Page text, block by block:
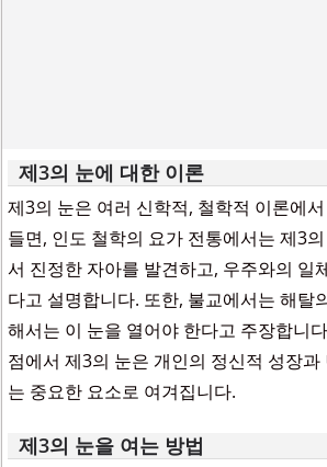
제3의 눈에 대한 이론
제3의 눈은 여러 신학적, 철학적 이론에
들면, 인도 철학의 요가 전통에서는 제3
서 진정한 자아를 발견하고, 우주와의 일
다고 설명합니다. 또한, 불교에서는 해탈
해서는 이 눈을 열어야 한다고 주장합니
점에서 제3의 눈은 개인의 정신적 성장과
는 중요한 요소로 여겨집니다.
제3의 눈을 여는 방법